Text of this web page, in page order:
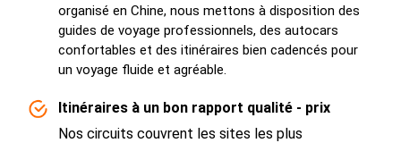
organisé en Chine, nous mettons à disposition des
guides de voyage professionnels, des autocars
confortables et des itinéraires bien cadencés pour
un voyage fluide et agréable.
Itinéraires à un bon rapport qualité - prix
Nos circuits couvrent les sites les plus